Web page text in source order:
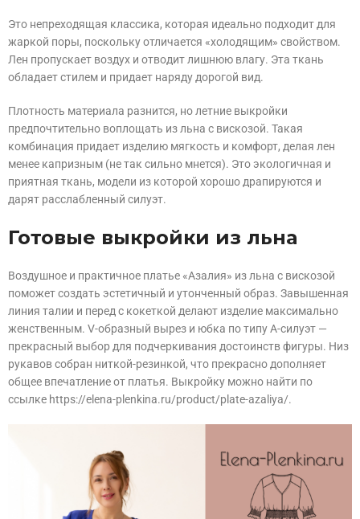
Это непреходящая классика, которая идеально подходит для
жаркой поры, поскольку отличается «холодящим» свойством.
Лен пропускает воздух и отводит лишнюю влагу. Эта ткань
обладает стилем и придает наряду дорогой вид.
Плотность материала разнится, но летние выкройки
предпочтительно воплощать из льна с вискозой. Такая
комбинация придает изделию мягкость и комфорт, делая лен
менее капризным (не так сильно мнется). Это экологичная и
приятная ткань, модели из которой хорошо драпируются и
дарят расслабленный силуэт.
Готовые выкройки из льна
Воздушное и практичное платье «Азалия» из льна с вискозой
поможет создать эстетичный и утонченный образ. Завышенная
линия талии и перед с кокеткой делают изделие максимально
женственным. V-образный вырез и юбка по типу А-силуэт —
прекрасный выбор для подчеркивания достоинств фигуры. Низ
рукавов собран ниткой-резинкой, что прекрасно дополняет
общее впечатление от платья. Выкройку можно найти по
ссылке https://elena-plenkina.ru/product/plate-azaliya/.